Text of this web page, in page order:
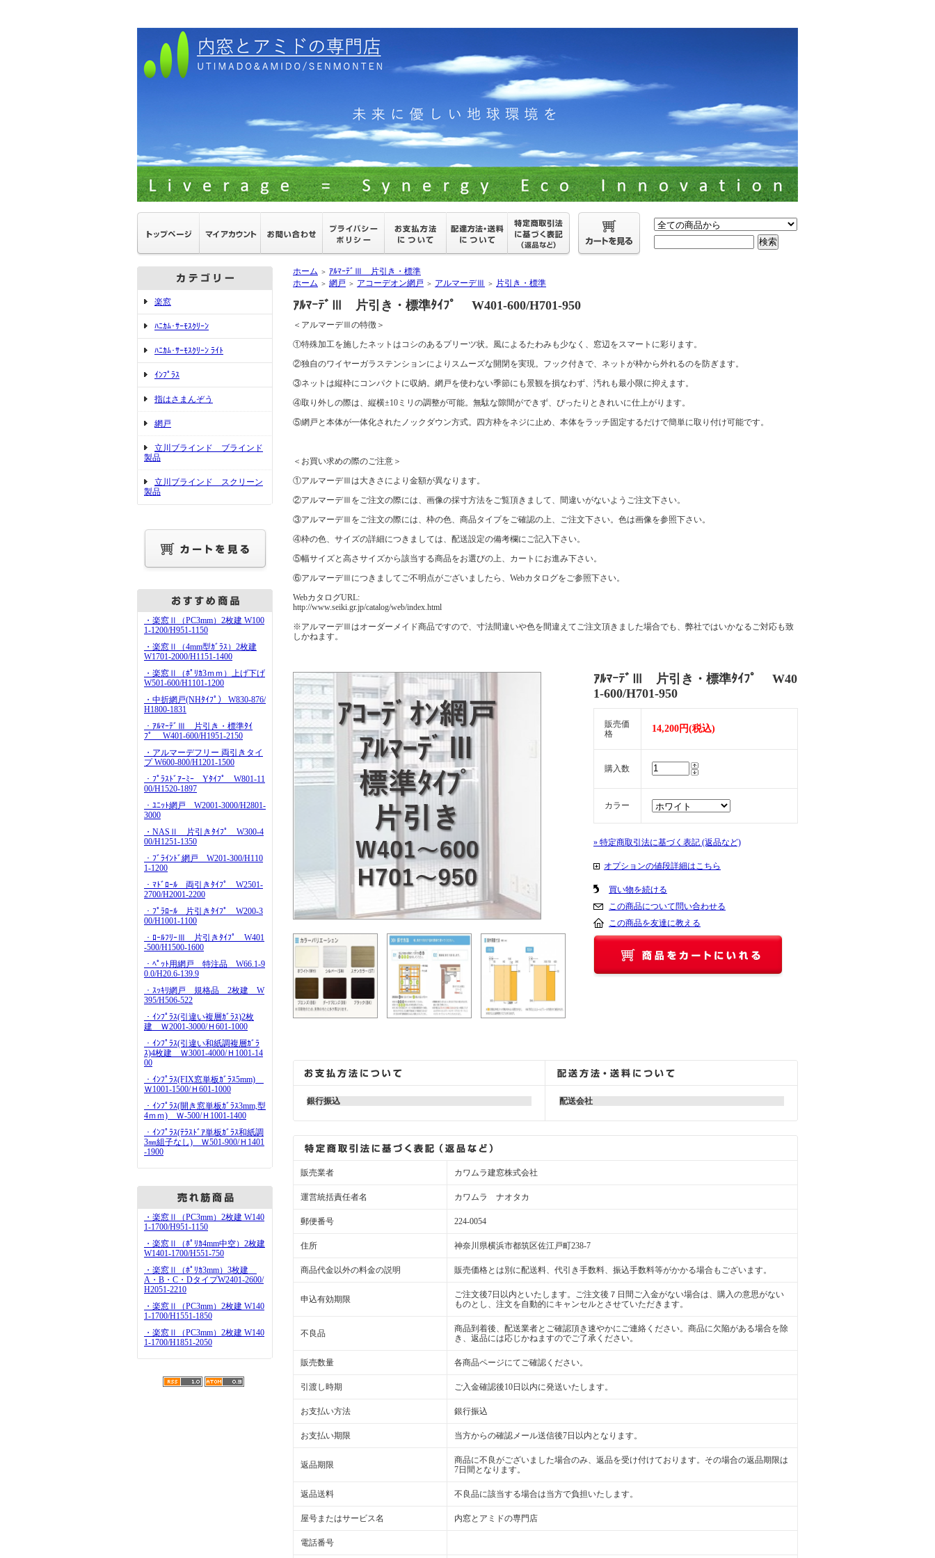
楽窓
ﾊﾆｶﾑ･ｻｰﾓｽｸﾘｰﾝ
ﾊﾆｶﾑ･ｻｰﾓｽｸﾘｰﾝ ﾗｲﾄ
ｲﾝﾌﾟﾗｽ
指はさまんぞう
網戸
立川ブラインド ブラインド
製品
立川ブラインド スクリーン
製品
・楽窓Ⅱ（PC3mm）2枚建 W100
1-1200/H951-1150
・楽窓Ⅱ（4mm型ｶﾞﾗｽ）2枚建
W1701-2000/H1151-1400
・楽窓Ⅱ（ﾎﾟﾘｶ3ｍｍ）上げ下げ
W501-600/H1101-1200
・中折網戸(NHﾀｲﾌﾟ） W830-876/
H1800-1831
・ｱﾙﾏｰﾃﾞⅢ 片引き・標準ﾀｲ
ﾌﾟ W401-600/H1951-2150
・アルマーデフリー 両引きタイ
プ W600-800/H1201-1500
・ﾌﾟﾗｽﾄﾞｱｰﾐｰ Yﾀｲﾌﾟ W801-11
00/H1520-1897
・ﾕﾆｯﾄ網戸 W2001-3000/H2801-
3000
・NASⅡ 片引きﾀｲﾌﾟ W300-4
00/H1251-1350
・ﾌﾞﾗｲﾝﾄﾞ網戸 W201-300/H110
1-1200
・ﾏﾄﾞﾛｰﾙ 両引きﾀｲﾌﾟ W2501-
2700/H2001-2200
・ﾌﾟﾗﾛｰﾙ 片引きﾀｲﾌﾟ W200-3
00/H1001-1100
・ﾛｰﾙﾌﾘｰⅢ 片引きﾀｲﾌﾟ W401
-500/H1500-1600
・ﾍﾟｯﾄ用網戸 特注品 W66.1-9
0.0/H20.6-139.9
・ｽｯｷﾘ網戸 規格品 2枚建 W
395/H506-522
・ｲﾝﾌﾟﾗｽ(引違い複層ｶﾞﾗｽ)2枚
建 Ｗ2001-3000/Ｈ601-1000
・ｲﾝﾌﾟﾗｽ(引違い和紙調複層ｶﾞﾗ
ｽ)4枚建 Ｗ3001-4000/Ｈ1001-14
00
・ｲﾝﾌﾟﾗｽ(FIX窓単板ｶﾞﾗｽ5mm)
Ｗ1001-1500/Ｈ601-1000
・ｲﾝﾌﾟﾗｽ(開き窓単板ｶﾞﾗｽ3mm,型
4ｍｍ) Ｗ-500/Ｈ1001-1400
・ｲﾝﾌﾟﾗｽ(ﾃﾗｽﾄﾞｱ単板ｶﾞﾗｽ和紙調
3㎜組子なし) Ｗ501-900/Ｈ1401
-1900
・楽窓Ⅱ（PC3mm）2枚建 W140
1-1700/H951-1150
・楽窓Ⅱ（ﾎﾟﾘｶ4mm中空）2枚建
W1401-1700/H551-750
・楽窓Ⅱ（ﾎﾟﾘｶ3mm）3枚建
A・B・C・DタイプW2401-2600/
H2051-2210
・楽窓Ⅱ（PC3mm）2枚建 W140
1-1700/H1551-1850
・楽窓Ⅱ（PC3mm）2枚建 W140
1-1700/H1851-2050
ホーム ＞ ｱﾙﾏｰﾃﾞⅢ 片引き・標準
ホーム ＞ 網戸 ＞ アコーデオン網戸 ＞ アルマーデⅢ ＞ 片引き・標準
ｱﾙﾏｰﾃﾞⅢ 片引き・標準ﾀｲﾌﾟ W401-600/H701-950
＜アルマーデⅢの特徴＞
①特殊加工を施したネットはコシのあるプリーツ状。風によるたわみも少なく、窓辺をスマートに彩ります。
②独自のワイヤーガラステンションによりスムーズな開閉を実現。フック付きで、ネットが枠から外れるのを防ぎます。
③ネットは縦枠にコンパクトに収納。網戸を使わない季節にも景観を損なわず、汚れも最小限に抑えます。
④取り外しの際は、縦横±10ミリの調整が可能。無駄な隙間ができず、ぴったりときれいに仕上がります。
⑤網戸と本体が一体化されたノックダウン方式。四方枠をネジに止め、本体をラッチ固定するだけで簡単に取り付け可能です。
＜お買い求めの際のご注意＞
①アルマーデⅢは大きさにより金額が異なります。
②アルマーデⅢをご注文の際には、画像の採寸方法をご覧頂きまして、間違いがないようご注文下さい。
③アルマーデⅢをご注文の際には、枠の色、商品タイプをご確認の上、ご注文下さい。色は画像を参照下さい。
④枠の色、サイズの詳細につきましては、配送設定の備考欄にご記入下さい。
⑤幅サイズと高さサイズから該当する商品をお選びの上、カートにお進み下さい。
⑥アルマーデⅢにつきましてご不明点がございましたら、Webカタログをご参照下さい。
WebカタログURL:
http://www.seiki.gr.jp/catalog/web/index.html
※アルマーデⅢはオーダーメイド商品ですので、寸法間違いや色を間違えてご注文頂きました場合でも、弊社ではいかなるご対応も致
しかねます。
ｱﾙﾏｰﾃﾞⅢ 片引き・標準ﾀｲﾌﾟ W40
1-600/H701-950
販売価
格
14,200円(税込)
購入数
カラー
» 特定商取引法に基づく表記 (返品など)
オプションの値段詳細はこちら
買い物を続ける
この商品について問い合わせる
この商品を友達に教える
銀行振込 配送会社
販売業者 カワムラ建窓株式会社
運営統括責任者名 カワムラ ナオタカ
郵便番号 224-0054
住所 神奈川県横浜市都筑区佐江戸町238-7
商品代金以外の料金の説明 販売価格とは別に配送料、代引き手数料、振込手数料等がかかる場合もございます。
申込有効期限
ご注文後7日以内といたします。ご注文後７日間ご入金がない場合は、購入の意思がない
ものとし、注文を自動的にキャンセルとさせていただきます。
不良品
商品到着後、配送業者とご確認頂き速やかにご連絡ください。商品に欠陥がある場合を除
き、返品には応じかねますのでご了承ください。
販売数量 各商品ページにてご確認ください。
引渡し時期 ご入金確認後10日以内に発送いたします。
お支払い方法 銀行振込
お支払い期限 当方からの確認メール送信後7日以内となります。
返品期限
商品に不良がございました場合のみ、返品を受け付けております。その場合の返品期限は
7日間となります。
返品送料 不良品に該当する場合は当方で負担いたします。
屋号またはサービス名 内窓とアミドの専門店
電話番号